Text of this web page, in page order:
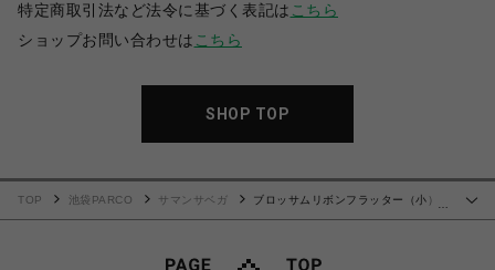
特定商取引法など法令に基づく表記は こちら
ショップお問い合わせは こちら
SHOP TOP
TOP 池袋PARCO サマンサベガ
ブロッサムリボンフラッター（小）